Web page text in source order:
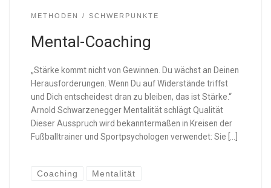
METHODEN SCHWERPUNKTE
Mental-Coaching
„Stärke kommt nicht von Gewinnen. Du wächst an Deinen
Herausforderungen. Wenn Du auf Widerstände triffst
und Dich entscheidest dran zu bleiben, das ist Stärke.“
Arnold Schwarzenegger Mentalität schlägt Qualität
Dieser Ausspruch wird bekanntermaßen in Kreisen der
Fußballtrainer und Sportpsychologen verwendet: Sie […]
Coaching Mentalität